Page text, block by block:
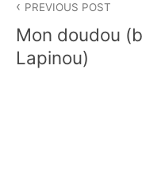
de
l’article
PREVIOUS POST
Mon doudou
Lapinou)